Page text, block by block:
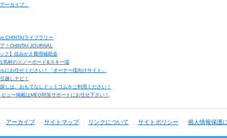
ーカイブ」
ライブラリー
！CHINTAI JOURNAL
ク】住みかえ費用補助金
馬村のスノーボード&スキー場
にお任せください！「オーナー様向けサイト」
越しナビ！
しは、おもてなしドットコムをご利用ください！
ュー掲載はMEO対策サポートにお任せ下さい！
アーカイブ サイトマップ リンクについて サイトポリシー 個人情報保護